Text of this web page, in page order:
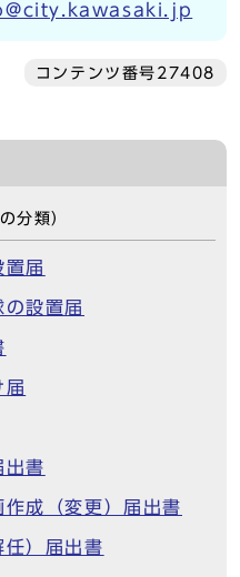
コンテンツ番号27408
分類）
置届
設置届
届
出書
成（変更）届出書
任）届出書